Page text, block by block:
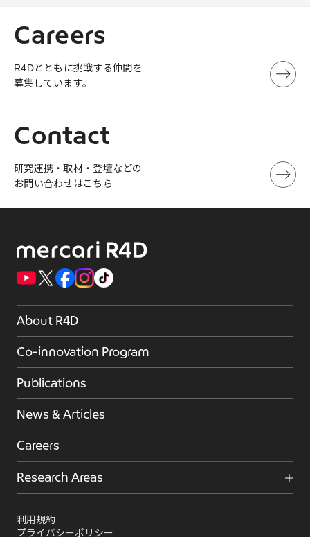
Careers
R4Dとともに挑戦する仲間を
募集しています。
Contact
研究連携・取材・登壇などの
お問い合わせはこちら
About R4D
Co-innovation Program
Publications
News & Articles
Careers
Research Areas
利用規約
プライバシーポリシー